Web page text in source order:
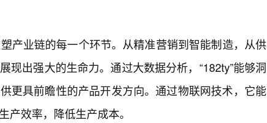
产业链的每一个环节。从精准营销到智能制造，从供
现出强大的生命力。通过大数据分析，“182ty”能够洞
更具前瞻性的产品开发方向。通过物联网技术，它能
产效率，降低生产成本。